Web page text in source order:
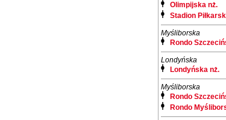
Olimpijska nż.
Stadion
Myśliborska
Rondo
Londyńska
Londyńska nż.
Myśliborska
Rondo
Rondo